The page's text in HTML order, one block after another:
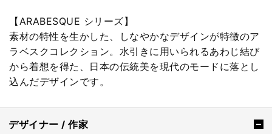
【ARABESQUE シリーズ】
素材の特性を生かした、しなやかなデザインが特徴のア
ラベスクコレクション。水引きに用いられるあわじ結び
から着想を得た、日本の伝統美を現代のモードに落とし
込んだデザインです。
デザイナー / 作家